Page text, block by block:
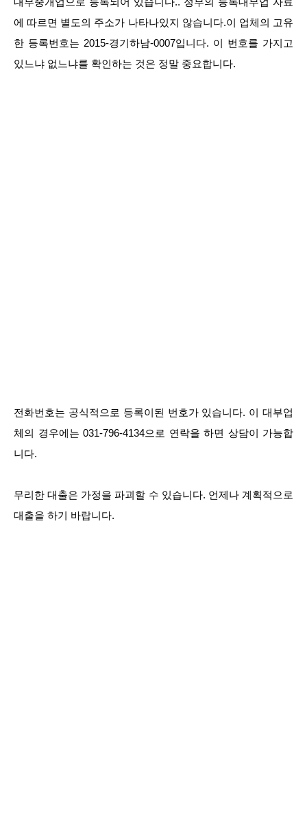
에 따르면 별도의 주소가 나타나있지 않습니다.이 업체의 고유
한 등록번호는 2015-경기하남-0007입니다. 이 번호를 가지고
있느냐 없느냐를 확인하는 것은 정말 중요합니다.
전화번호는 공식적으로 등록이된 번호가 있습니다. 이 대부업
체의 경우에는 031-796-4134으로 연락을 하면 상담이 가능합
니다.
무리한 대출은 가정을 파괴할 수 있습니다. 언제나 계획적으로
대출을 하기 바랍니다.